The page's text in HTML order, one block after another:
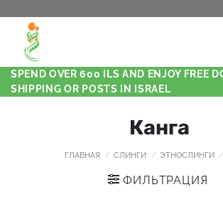
SPEND OVER 600 ILS AND ENJOY FREE
SHIPPING OR POSTS IN ISRAEL
Канга
ГЛАВНАЯ / СЛИНГИ / ЭТНОСЛИНГИ /
ФИЛЬТРАЦИЯ